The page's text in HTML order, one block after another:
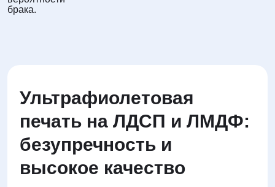
Ультрафиолетовая
печать на ЛДСП и ЛМДФ:
безупречность и
высокое качество